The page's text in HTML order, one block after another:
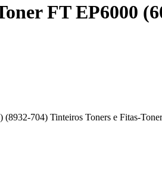
FT EP6000
704) Tinteiros Toners e Fitas-